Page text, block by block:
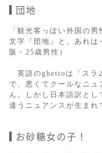
団地
「観光客っぽい外国の
文字『団地』と。あれは
阪・25歳男性）
英語のghettoは「スラ
で、悪くてクールなニュ
ん。しかし日本語訳とし
違うニュアンスが生まれ
お砂糖女の子！